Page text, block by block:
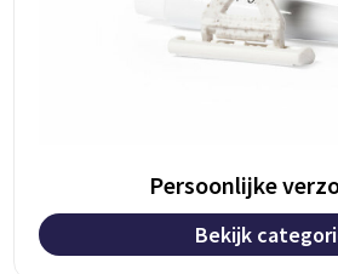
Persoonlijke
Bekijk